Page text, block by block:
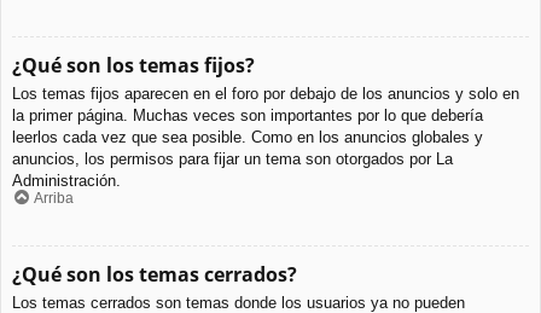
¿Qué son los temas fijos?
Los temas fijos aparecen en el foro por debajo de los anuncios y solo en
la primer página. Muchas veces son importantes por lo que debería
leerlos cada vez que sea posible. Como en los anuncios globales y
anuncios, los permisos para fijar un tema son otorgados por La
Administración.
Arriba
¿Qué son los temas cerrados?
Los temas cerrados son temas donde los usuarios ya no pueden